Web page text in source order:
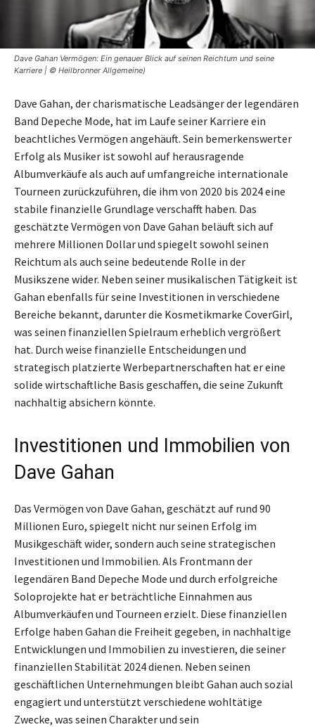
Dave Gahan Vermögen: Ein genauer Blick auf seinen Reichtum und seine
Karriere | © Heilbronner Allgemeine)
Dave Gahan, der charismatische Leadsänger der legendären
Band Depeche Mode, hat im Laufe seiner Karriere ein
beachtliches Vermögen angehäuft. Sein bemerkenswerter
Erfolg als Musiker ist sowohl auf herausragende
Albumverkäufe als auch auf umfangreiche internationale
Tourneen zurückzuführen, die ihm von 2020 bis 2024 eine
stabile finanzielle Grundlage verschafft haben. Das
geschätzte Vermögen von Dave Gahan beläuft sich auf
mehrere Millionen Dollar und spiegelt sowohl seinen
Reichtum als auch seine bedeutende Rolle in der
Musikszene wider. Neben seiner musikalischen Tätigkeit ist
Gahan ebenfalls für seine Investitionen in verschiedene
Bereiche bekannt, darunter die Kosmetikmarke CoverGirl,
was seinen finanziellen Spielraum erheblich vergrößert
hat. Durch weise finanzielle Entscheidungen und
strategisch platzierte Werbepartnerschaften hat er eine
solide wirtschaftliche Basis geschaffen, die seine Zukunft
nachhaltig absichern könnte.
Investitionen und Immobilien von
Dave Gahan
Das Vermögen von Dave Gahan, geschätzt auf rund 90
Millionen Euro, spiegelt nicht nur seinen Erfolg im
Musikgeschäft wider, sondern auch seine strategischen
Investitionen und Immobilien. Als Frontmann der
legendären Band Depeche Mode und durch erfolgreiche
Soloprojekte hat er beträchtliche Einnahmen aus
Albumverkäufen und Tourneen erzielt. Diese finanziellen
Erfolge haben Gahan die Freiheit gegeben, in nachhaltige
Entwicklungen und Immobilien zu investieren, die seiner
finanziellen Stabilität 2024 dienen. Neben seinen
geschäftlichen Unternehmungen bleibt Gahan auch sozial
engagiert und unterstützt verschiedene wohltätige
Zwecke, was seinen Charakter und sein